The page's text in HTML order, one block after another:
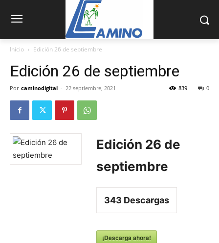
Inicio Edición 26 de septiembre
Edición 26 de septiembre
Por caminodigital - 22 septiembre, 2021 0
839
Edición 26 de
septiembre
343 Descargas
¡Descarga ahora!